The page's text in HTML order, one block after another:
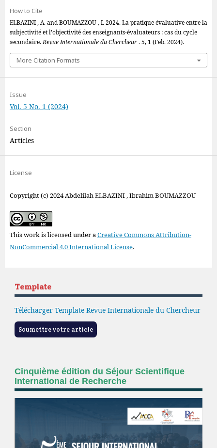
How to Cite
ELBAZINI , A. and BOUMAZZOU , I. 2024. La pratique évaluative entre la
subjectivité et l’objectivité des enseignants-évaluateurs : cas du cycle
secondaire.Revue Internationale du Chercheur. 5, 1 (Feb. 2024).
More Citation Formats
Issue
Vol. 5 No. 1 (2024)
Section
Articles
License
Copyright (c) 2024 Abdelilah ELBAZINI , Ibrahim BOUMAZZOU
This work is licensed under aCreative Commons Attribution-
NonCommercial 4.0 International License.
Template
Télécharger Template Revue Internationale du Chercheur
Soumettre votre article
Cinquième édition du Séjour Scientifique
International de Recherche